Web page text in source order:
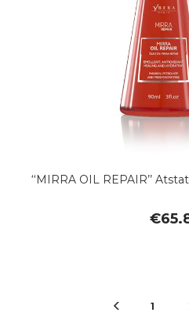
‘‘MIRRA OIL REPAIR’’
€
1